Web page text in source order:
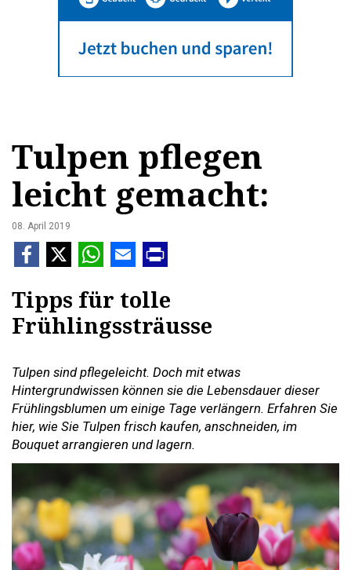
Tulpen pflegen
leicht gemacht:
08. April 2019
Tipps für tolle
Frühlingssträusse
Tulpen sind pflegeleicht. Doch mit etwas
Hintergrundwissen können sie die Lebensdauer dieser
Frühlingsblumen um einige Tage verlängern. Erfahren Sie
hier, wie Sie Tulpen frisch kaufen, anschneiden, im
Bouquet arrangieren und lagern.